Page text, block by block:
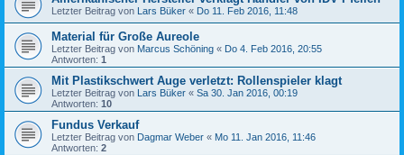
Letzter Beitrag von Lars Büker « Do 11. Feb 2016, 11:48
Material für Große Aureole
Letzter Beitrag von Marcus Schöning « Do 4. Feb 2016, 20:55
Antworten: 1
Mit Plastikschwert Auge verletzt: Rollenspieler klagt
Letzter Beitrag von Lars Büker « Sa 30. Jan 2016, 00:19
Antworten: 10
Fundus Verkauf
Letzter Beitrag von Dagmar Weber « Mo 11. Jan 2016, 11:46
Antworten: 2